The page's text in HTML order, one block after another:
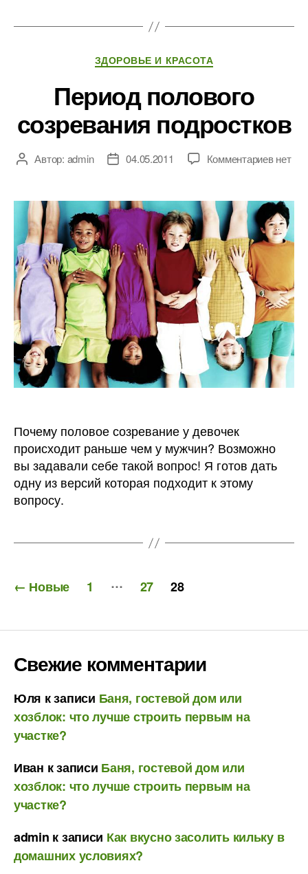
Рубрики
ЗДОРОВЬЕ И КРАСОТА
Период полового
созревания подростков
АвторАвтор: admin
Дата04.05.2011 Комментариевк
нет
Почему половое созревание у девочек
происходит раньше чем у мужчин? Возможно
вы задавали себе такой вопрос! Я готов дать
одну из версий которая подходит к этому
вопросу.
Пагинация
← Новые 1 … 27 28
Свежие комментарии
Юля к записи Баня, гостевой дом или
хозблок: что лучше строить первым на
участке?
Иван к записи Баня, гостевой дом или
хозблок: что лучше строить первым на
участке?
admin к записи Как вкусно засолить кильку в
домашних условиях?